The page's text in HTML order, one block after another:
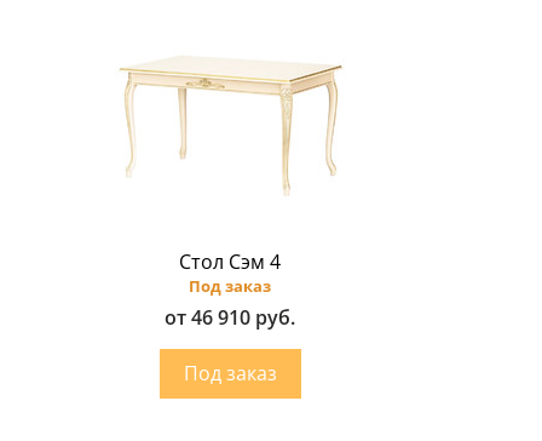
Стол Сэм 4
Под заказ
от 46 910 руб.